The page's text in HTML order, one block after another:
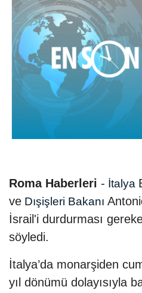
Roma Haberleri - İtalya
ve Dışişleri Bakanı
İsrail'i durdurması
söyledi.
İtalya’da monarşiden
yıl dönümü dolayısıyla